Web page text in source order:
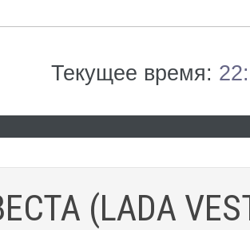
Текущее время:
(LADA